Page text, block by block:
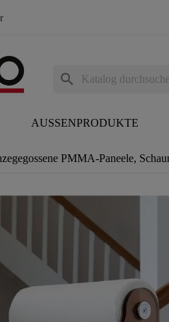
AUSSENPRODUKTE
search
PMMA-Paneele,